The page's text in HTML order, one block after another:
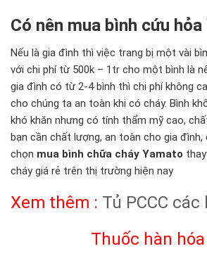
Có nên mua bình cứu
Nếu là gia đình thì việc trang bị một vài
với chi phí từ 500k – 1tr cho một bình là
gia đình có từ 2-4 bình thì chi phí không
cho chúng ta an toàn khi có cháy. Bình
khó khăn nhưng có tính thẩm mỹ cao,
bạn cần chất lượng, an toàn cho gia đình,
chọn mua bình chữa cháy Yamato
cháy giá rẻ trên thị trường hiện nay
Xem thêm : Tủ PCCC các
Thuốc hàn